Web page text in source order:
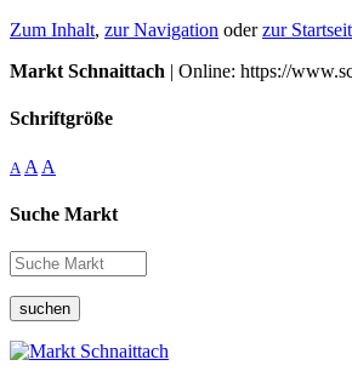
Zum Inhalt, zur Navigation oderzur
Markt Schnaittach | Online: https://
Schriftgröße
A A A
Suche Markt
suchen